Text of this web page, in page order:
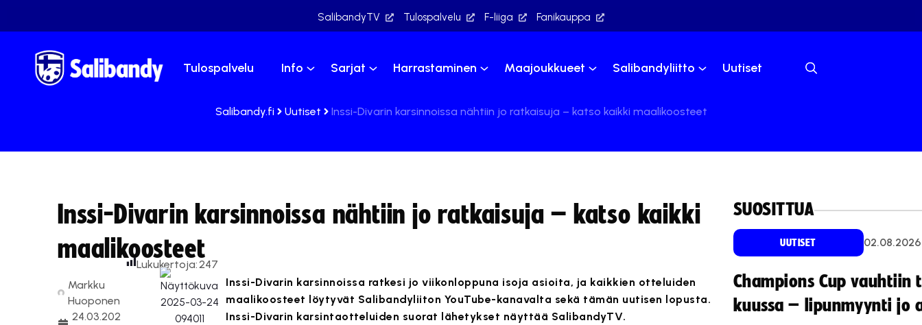
SalibandyTV Tulospalvelu F-liiga Fanikauppa
Tulospalvelu Info Sarjat Harrastaminen Maajoukkueet Salibandyliitto Uutiset
Salibandy.fi Uutiset Inssi-Divarin karsinnoissa nähtiin jo ratkaisuja – katso kaikki maalikoosteet
Inssi-Divarin karsinnoissa nähtiin jo ratkaisuja – katso kaikki
maalikoosteet
Markku
Huoponen
24.03.202
Lukukertoja:247
Inssi-Divarin karsinnoissa ratkesi jo viikonloppuna isoja asioita, ja kaikkien otteluiden
maalikoosteet löytyvät Salibandyliiton YouTube-kanavalta sekä tämän uutisen lopusta.
Inssi-Divarin karsintaotteluiden suorat lähetykset näyttää SalibandyTV.
SUOSITTUA
UUTISET 02.08.2026
Champions Cup vauhtiin
kuussa – lipunmyynti jo